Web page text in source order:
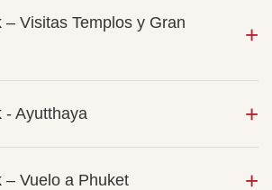
Visitas Templos y Gran
- Ayutthaya
– Vuelo a Phuket